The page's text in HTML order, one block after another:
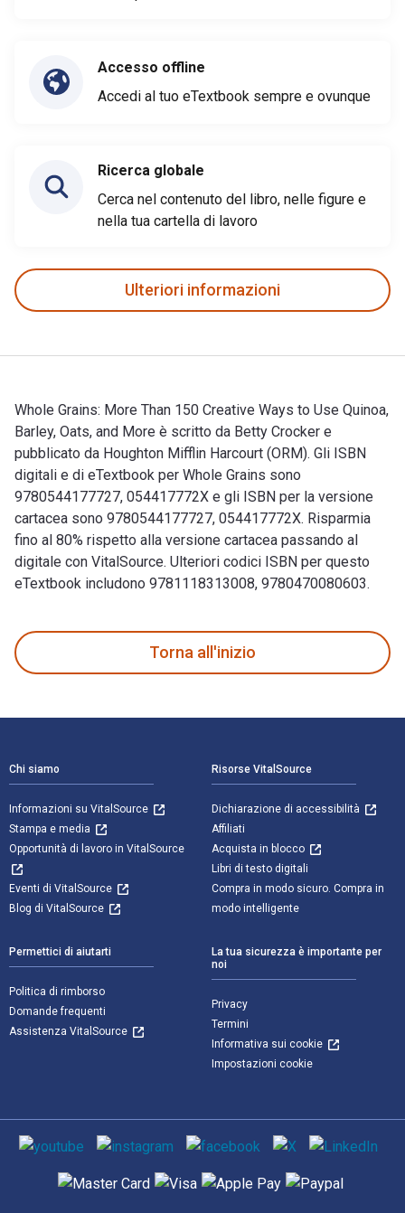
Accesso offline
Accedi al tuo eTextbook sempre e ovunque
Ricerca globale
Cerca nel contenuto del libro, nelle figure e
nella tua cartella di lavoro
Ulteriori informazioni
Whole Grains: More Than 150 Creative Ways to Use Quinoa,
Barley, Oats, and More è scritto da Betty Crocker e
pubblicato da Houghton Mifflin Harcourt (ORM). Gli ISBN
digitali e di eTextbook per Whole Grains sono
9780544177727, 054417772X e gli ISBN per la versione
cartacea sono 9780544177727, 054417772X. Risparmia
fino al 80% rispetto alla versione cartacea passando al
digitale con VitalSource. Ulteriori codici ISBN per questo
eTextbook includono 9781118313008, 9780470080603.
Torna all'inizio
Chi siamo
Informazioni su VitalSource
Stampa e media
Opportunità di lavoro in VitalSource
Eventi di VitalSource
Blog di VitalSource
Risorse VitalSource
Dichiarazione di accessibilità
Affiliati
Acquista in blocco
Libri di testo digitali
Compra in modo sicuro. Compra in
modo intelligente
Permettici di aiutarti
Politica di rimborso
Domande frequenti
Assistenza VitalSource
La tua sicurezza è importante per
noi
Privacy
Termini
Informativa sui cookie
Impostazioni cookie
Mezzi sociali
Metodi di pagamento supportati